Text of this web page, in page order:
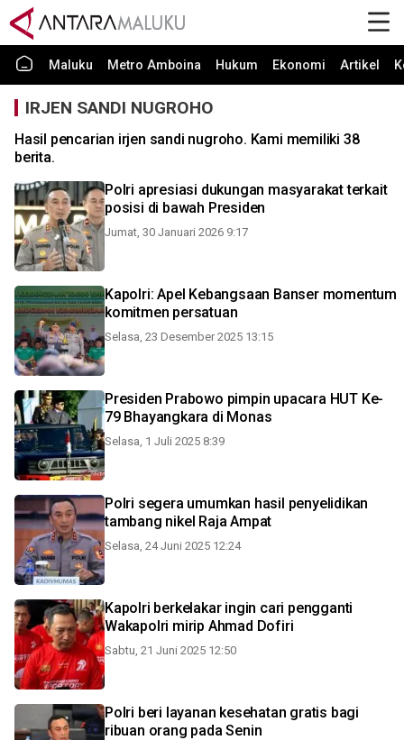
Maluku Metro Amboina Hukum Ekonomi Artikel
IRJEN SANDI NUGROHO
Hasil pencarian irjen sandi nugroho. Kami memiliki 38
berita.
Polri apresiasi dukungan masyarakat terkait
posisi di bawah Presiden
Jumat, 30 Januari 2026 9:17
Kapolri: Apel Kebangsaan Banser momentum
komitmen persatuan
Selasa, 23 Desember 2025 13:15
Presiden Prabowo pimpin upacara HUT Ke-
79 Bhayangkara di Monas
Selasa, 1 Juli 2025 8:39
Polri segera umumkan hasil penyelidikan
tambang nikel Raja Ampat
Selasa, 24 Juni 2025 12:24
Kapolri berkelakar ingin cari pengganti
Wakapolri mirip Ahmad Dofiri
Sabtu, 21 Juni 2025 12:50
Polri beri layanan kesehatan gratis bagi
ribuan orang pada Senin